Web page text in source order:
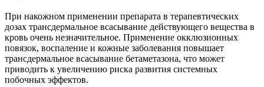
При накожном применении препарата в терапевтических
дозах трансдермальное всасывание действующего вещества в
кровь очень незначительное. Применение окклюзионных
повязок, воспаление и кожные заболевания повышает
трансдермальное всасывание бетаметазона, что может
приводить к увеличению риска развития системных
побочных эффектов.